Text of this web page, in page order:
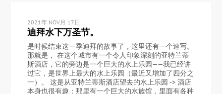
2021年 NOV月 17日
迪拜水下万圣节。
是时候结束这一季迪拜的故事了，这里还有一个速写。
那就是， 在这个城市有一个令人印象深刻的亚特兰蒂
斯酒店，它的旁边是一个巨大的水上乐园——我已经讲
过它，是世界上最大的水上乐园（最近又增加了四分之
一）。 这是从亚特兰蒂斯酒店望去的水上乐园 -> 酒店
本身也很有趣：那里有一个巨大的水族馆，里面有各种